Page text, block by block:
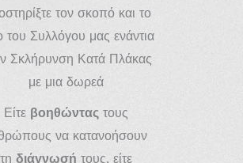
τον σκοπό και το
του Συλλόγου μας ενάντια
Σκλήρυνση Κατά Πλάκας
με μια δωρεά
Είτε βοηθώντας τους
να κατανοήσουν
τη διάγνωσή τους, είτε